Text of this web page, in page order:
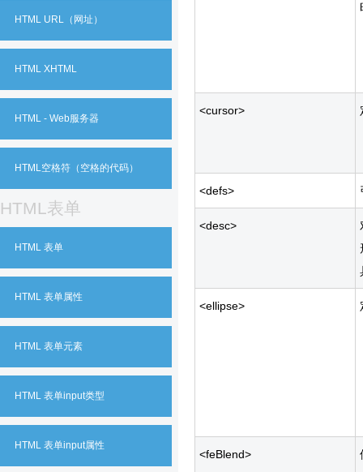
HTML URL（网址）
HTML XHTML
HTML - Web服务器
HTML空格符（空格的代码）
HTML表单
HTML 表单
HTML 表单属性
HTML 表单元素
HTML 表单input类型
HTML 表单input属性
<cursor>
<defs>
<desc>
<ellipse>
<feBlend>